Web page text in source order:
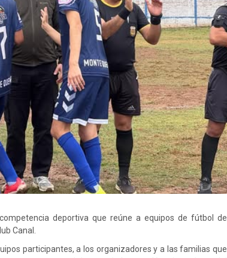
deportiva que reúne a equipos de fútbol de
Canal.
participantes, a los organizadores y a las familias que